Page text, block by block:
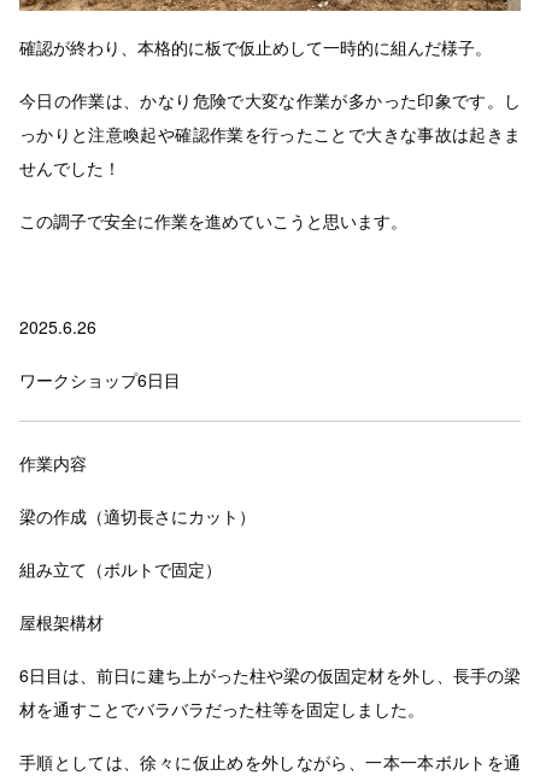
確認が終わり、本格的に板で仮止めして一時的に組んだ様子。
今日の作業は、かなり危険で大変な作業が多かった印象です。し
っかりと注意喚起や確認作業を行ったことで大きな事故は起きま
せんでした！
この調子で安全に作業を進めていこうと思います。
2025.6.26
ワークショップ6日目
作業内容
梁の作成（適切長さにカット）
組み立て（ボルトで固定）
屋根架構材
6日目は、前日に建ち上がった柱や梁の仮固定材を外し、長手の梁
材を通すことでバラバラだった柱等を固定しました。
手順としては、徐々に仮止めを外しながら、一本一本ボルトを通